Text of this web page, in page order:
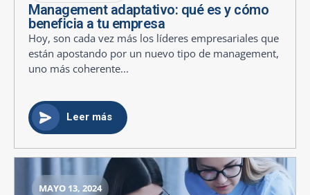
Management adaptativo: qué es y cómo
beneficia a tu empresa
Hoy, son cada vez más los líderes empresariales que
están apostando por un nuevo tipo de management,
uno más coherente...
Leer más
MAYO 13, 2024